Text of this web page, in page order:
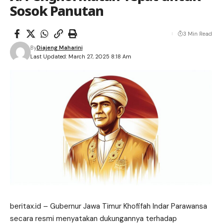
Sosok Panutan
Last Updated: March 27, 2025 8:18 Am
ByDiajeng Maharini
3 Min Read
beritax.id – Gubernur Jawa Timur Khofifah Indar Parawansa
secara resmi menyatakan dukungannya terhadap